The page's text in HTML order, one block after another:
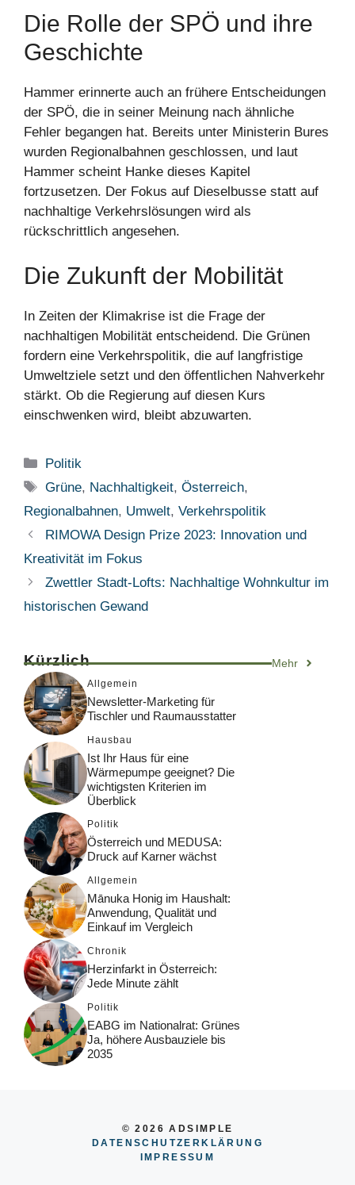
Die Rolle der SPÖ und ihre
Geschichte
Hammer erinnerte auch an frühere Entscheidungen
der SPÖ, die in seiner Meinung nach ähnliche
Fehler begangen hat. Bereits unter Ministerin Bures
wurden Regionalbahnen geschlossen, und laut
Hammer scheint Hanke dieses Kapitel
fortzusetzen. Der Fokus auf Dieselbusse statt auf
nachhaltige Verkehrslösungen wird als
rückschrittlich angesehen.
Die Zukunft der Mobilität
In Zeiten der Klimakrise ist die Frage der
nachhaltigen Mobilität entscheidend. Die Grünen
fordern eine Verkehrspolitik, die auf langfristige
Umweltziele setzt und den öffentlichen Nahverkehr
stärkt. Ob die Regierung auf diesen Kurs
einschwenken wird, bleibt abzuwarten.
Kategorien
Politik
Schlagwörter
Grüne, Nachhaltigkeit,Österreich,
Regionalbahnen, Umwelt, Verkehrspolitik
RIMOWA Design Prize 2023: Innovation und
Kreativität im Fokus
Zwettler Stadt-Lofts: Nachhaltige Wohnkultur im
historischen Gewand
Kürzlich Mehr
Allgemein
Newsletter-Marketing für
Tischler und Raumausstatter
Hausbau
Ist Ihr Haus für eine
Wärmepumpe geeignet? Die
wichtigsten Kriterien im
Überblick
Politik
Österreich und MEDUSA:
Druck auf Karner wächst
Allgemein
Mānuka Honig im Haushalt:
Anwendung, Qualität und
Einkauf im Vergleich
Chronik
Herzinfarkt in Österreich:
Jede Minute zählt
Politik
EABG im Nationalrat: Grünes
Ja, höhere Ausbauziele bis
2035
© 2026 ADSIMPLE
DATENSCHUTZERKLÄRUNG
IMPRESSUM